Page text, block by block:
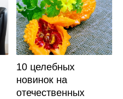
10 целебных
новинок на
отечественных